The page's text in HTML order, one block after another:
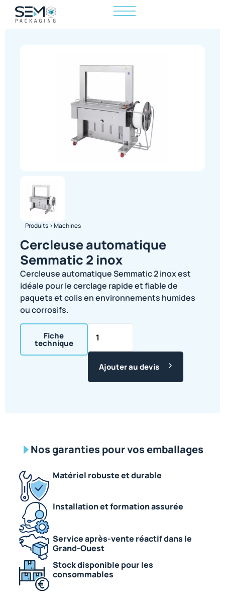
Produits >Machines
Cercleuse automatique
Semmatic 2 inox
Cercleuse automatique Semmatic 2 inox est
idéale pour le cerclage rapide et fiable de
paquets et colis en environnements humides
ou corrosifs.
Fiche
technique
Ajouter au devis
Nos garanties pour vos emballages
Matériel robuste et durable
Installation et formation assurée
Service après-vente réactif dans le
Grand-Ouest
Stock disponible pour les
consommables